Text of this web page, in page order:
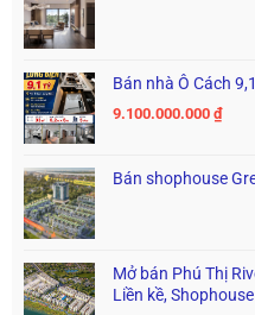
Bán nhà Ô Cách
9.100.000.000 ₫
Bán shophouse
Mở bán Phú Thị
Liền kề, Shophouse